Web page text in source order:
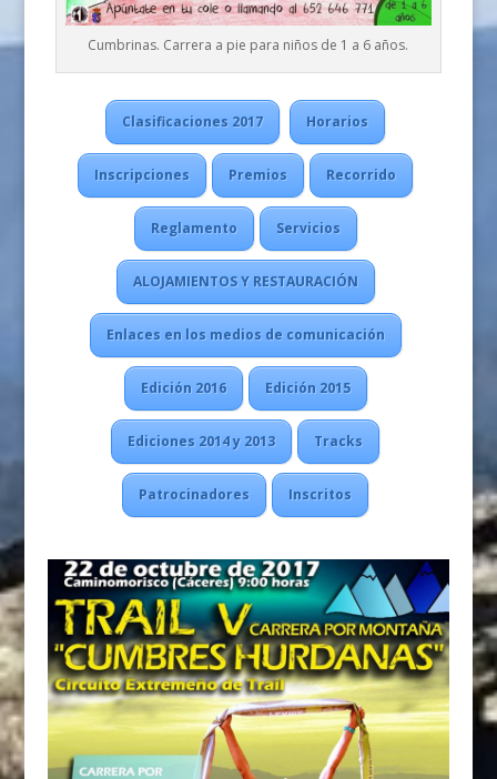
Cumbrinas. Carrera a pie para niños de 1 a 6 años.
Clasificaciones 2017 Horarios
Inscripciones Premios Recorrido
Reglamento Servicios
ALOJAMIENTOS Y RESTAURACIÓN
Enlaces en los medios de comunicación
Edición 2016 Edición 2015
Ediciones 2014 y 2013 Tracks
Patrocinadores Inscritos